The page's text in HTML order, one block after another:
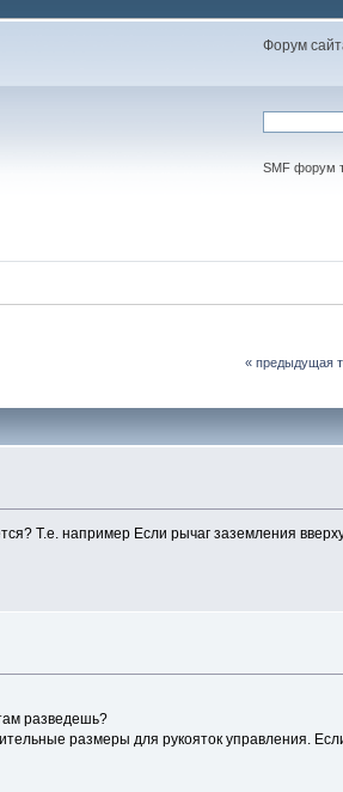
Форум
SMF форум
« предыдущая
Т.е. например Если рычаг заземления
разведешь?
размеры для рукояток управления.